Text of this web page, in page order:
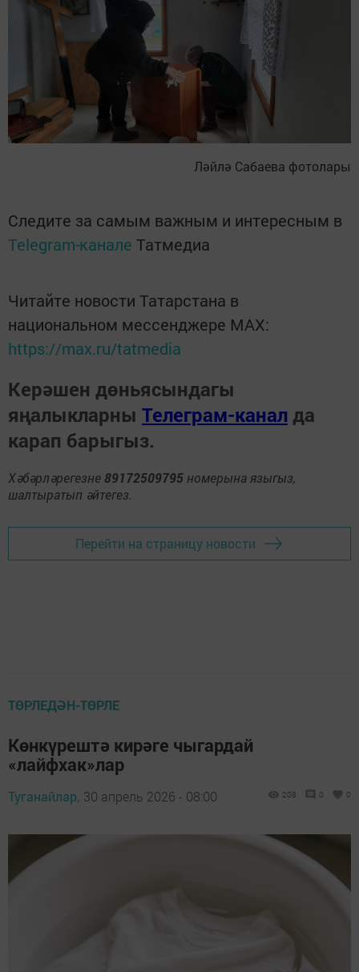
Ләйлә Сабаева фотолары
Следите за самым важным и интересным в
Telegram-канале Татмедиа
Читайте новости Татарстана в
национальном мессенджере MАХ:
https://max.ru/tatmedia
Керәшен дөньясындагы
яңалыкларны Телеграм-канал да
карап барыгыз.
Хәбәрләрегезне 89172509795 номерына языгыз,
шалтыратып әйтегез.
Перейти на страницу новости
ТӨРЛЕДӘН-ТӨРЛЕ
Көнкүрештә кирәге чыгардай
«лайфхак»лар
Туганайлар, 30 апрель 2026 - 08:00 208 0 0